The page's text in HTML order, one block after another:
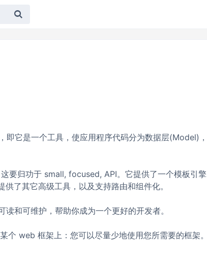
它是一个工具，使应用程序代码分为数据层(Model)，
要归功于 small, focused, API。它提供了一个模板引擎
了其它高级工具，以及支持路由和组件化。
和可维护，帮助你成为一个更好的开发者。
web 框架上：您可以尽量少地使用您所需要的框架。